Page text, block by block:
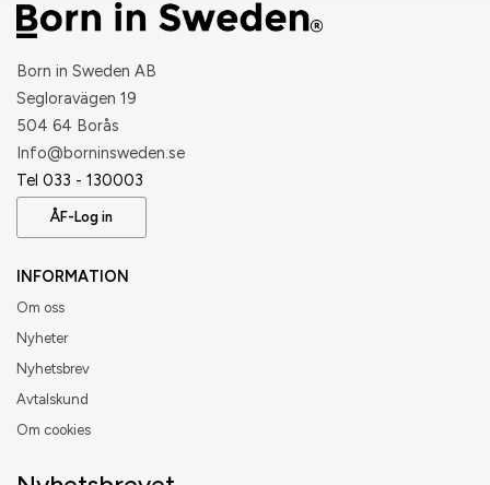
Born in Sweden AB
Segloravägen 19
504 64 Borås
​Info@borninsweden.se
Tel 033 - 130003
ÅF-Log in
INFORMATION
Om oss
Nyheter
Nyhetsbrev
Avtalskund
Om cookies